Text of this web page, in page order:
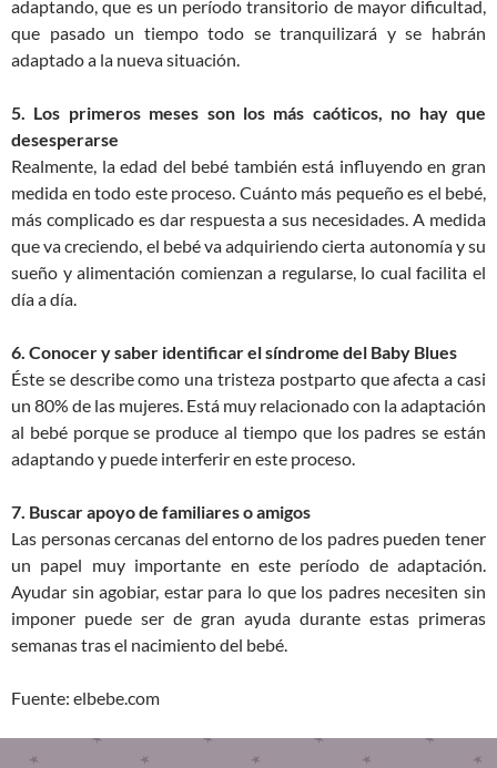
adaptando, que es un período transitorio de mayor dificultad,
que pasado un tiempo todo se tranquilizará y se habrán
adaptado a la nueva situación.
5. Los primeros meses son los más caóticos, no hay que
desesperarse
Realmente, la edad del bebé también está influyendo en gran
medida en todo este proceso. Cuánto más pequeño es el bebé,
más complicado es dar respuesta a sus necesidades. A medida
que va creciendo, el bebé va adquiriendo cierta autonomía y su
sueño y alimentación comienzan a regularse, lo cual facilita el
día a día.
6. Conocer y saber identificar el síndrome del Baby Blues
Éste se describe como una tristeza postparto que afecta a casi
un 80% de las mujeres. Está muy relacionado con la adaptación
al bebé porque se produce al tiempo que los padres se están
adaptando y puede interferir en este proceso.
7. Buscar apoyo de familiares o amigos
Las personas cercanas del entorno de los padres pueden tener
un papel muy importante en este período de adaptación.
Ayudar sin agobiar, estar para lo que los padres necesiten sin
imponer puede ser de gran ayuda durante estas primeras
semanas tras el nacimiento del bebé.
Fuente: elbebe.com